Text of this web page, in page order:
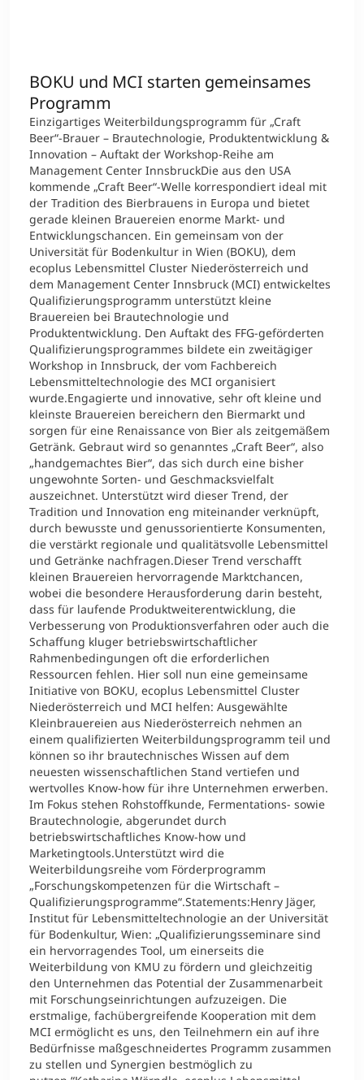
Studienberatung
Study Finder Bachelor/Master
Micro Credentials
Masterclasses
Management-Seminare
Technische Weiterbildung
Maßgeschneiderte Programme
Studienberatung
Executive Education Finder
BOKU und MCI starten gemeinsames
Programm
Einzigartiges Weiterbildungsprogramm für „Craft
Beer“-Brauer – Brautechnologie, Produktentwicklung &
Innovation – Auftakt der Workshop-Reihe am
Management Center InnsbruckDie aus den USA
kommende „Craft Beer“-Welle korrespondiert ideal mit
der Tradition des Bierbrauens in Europa und bietet
gerade kleinen Brauereien enorme Markt- und
Entwicklungschancen. Ein gemeinsam von der
Universität für Bodenkultur in Wien (BOKU), dem
ecoplus Lebensmittel Cluster Niederösterreich und
dem Management Center Innsbruck (MCI) entwickeltes
Qualifizierungsprogramm unterstützt kleine
Brauereien bei Brautechnologie und
Produktentwicklung. Den Auftakt des FFG-geförderten
Qualifizierungsprogrammes bildete ein zweitägiger
Workshop in Innsbruck, der vom Fachbereich
Lebensmitteltechnologie des MCI organisiert
wurde.Engagierte und innovative, sehr oft kleine und
kleinste Brauereien bereichern den Biermarkt und
sorgen für eine Renaissance von Bier als zeitgemäßem
Getränk. Gebraut wird so genanntes „Craft Beer“, also
„handgemachtes Bier“, das sich durch eine bisher
ungewohnte Sorten- und Geschmacksvielfalt
auszeichnet. Unterstützt wird dieser Trend, der
Tradition und Innovation eng miteinander verknüpft,
durch bewusste und genussorientierte Konsumenten,
die verstärkt regionale und qualitätsvolle Lebensmittel
und Getränke nachfragen.Dieser Trend verschafft
kleinen Brauereien hervorragende Marktchancen,
wobei die besondere Herausforderung darin besteht,
dass für laufende Produktweiterentwicklung, die
Verbesserung von Produktionsverfahren oder auch die
Schaffung kluger betriebswirtschaftlicher
Rahmenbedingungen oft die erforderlichen
Ressourcen fehlen. Hier soll nun eine gemeinsame
Initiative von BOKU, ecoplus Lebensmittel Cluster
Niederösterreich und MCI helfen: Ausgewählte
Kleinbrauereien aus Niederösterreich nehmen an
einem qualifizierten Weiterbildungsprogramm teil und
können so ihr brautechnisches Wissen auf dem
neuesten wissenschaftlichen Stand vertiefen und
wertvolles Know-how für ihre Unternehmen erwerben.
Im Fokus stehen Rohstoffkunde, Fermentations- sowie
Brautechnologie, abgerundet durch
betriebswirtschaftliches Know-how und
Marketingtools.Unterstützt wird die
Weiterbildungsreihe vom Förderprogramm
„Forschungskompetenzen für die Wirtschaft –
Qualifizierungsprogramme“.Statements:Henry Jäger,
Institut für Lebensmitteltechnologie an der Universität
für Bodenkultur, Wien: „Qualifizierungsseminare sind
ein hervorragendes Tool, um einerseits die
Weiterbildung von KMU zu fördern und gleichzeitig
den Unternehmen das Potential der Zusammenarbeit
mit Forschungseinrichtungen aufzuzeigen. Die
erstmalige, fachübergreifende Kooperation mit dem
MCI ermöglicht es uns, den Teilnehmern ein auf ihre
Bedürfnisse maßgeschneidertes Programm zusammen
zu stellen und Synergien bestmöglich zu